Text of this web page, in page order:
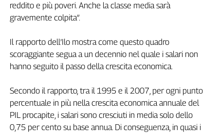
Talk
settimana
Collettiva
Girasoli
Sassolino
Linea
Economica
Tech
reddito e più poveri. Anche la classe media sarà
gravemente colpita”.
Il rapporto dell’Ilo mostra come questo quadro
scoraggiante segua a un decennio nel quale i salari non
hanno seguito il passo della crescita economica.
Secondo il rapporto, tra il 1995 e il 2007, per ogni punto
percentuale in più nella crescita economica annuale del
PIL procapite, i salari sono cresciuti in media solo dello
0,75 per cento su base annua. Di conseguenza, in quasi i